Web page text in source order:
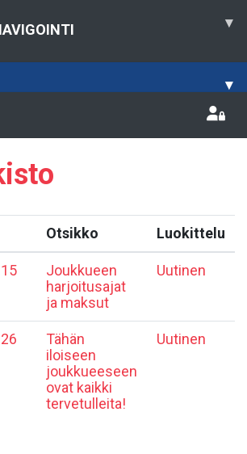
▾
▾
Otsikko Luokittelu
Joukkueen
harjoitusajat
ja maksut
Uutinen
Tähän
iloiseen
joukkueeseen
ovat kaikki
tervetulleita!
Uutinen